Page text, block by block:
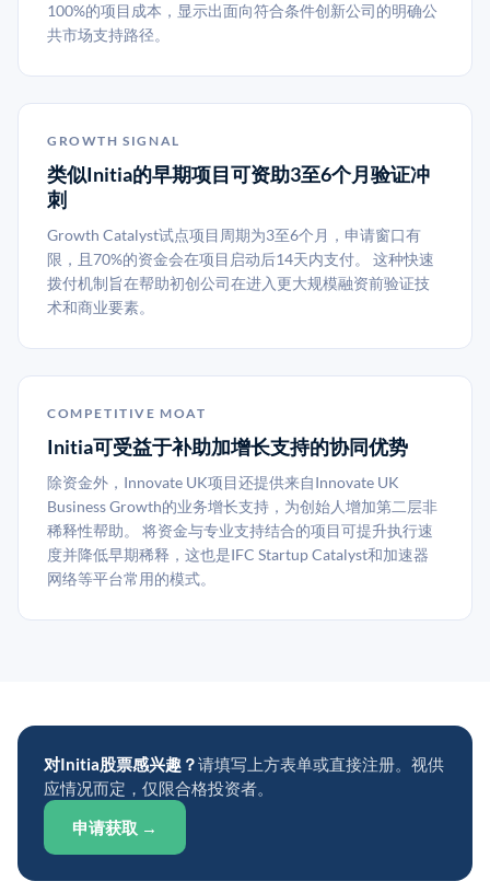
100%的项目成本，显示出面向符合条件创新公司的明确公
共市场支持路径。
GROWTH SIGNAL
类似Initia的早期项目可资助3至6个月验证冲
刺
Growth Catalyst试点项目周期为3至6个月，申请窗口有
限，且70%的资金会在项目启动后14天内支付。 这种快速
拨付机制旨在帮助初创公司在进入更大规模融资前验证技
术和商业要素。
COMPETITIVE MOAT
Initia可受益于补助加增长支持的协同优势
除资金外，Innovate UK项目还提供来自Innovate UK
Business Growth的业务增长支持，为创始人增加第二层非
稀释性帮助。 将资金与专业支持结合的项目可提升执行速
度并降低早期稀释，这也是IFC Startup Catalyst和加速器
网络等平台常用的模式。
对Initia股票感兴趣？请填写上方表单或直接注册。视供
应情况而定，仅限合格投资者。
申请获取 →